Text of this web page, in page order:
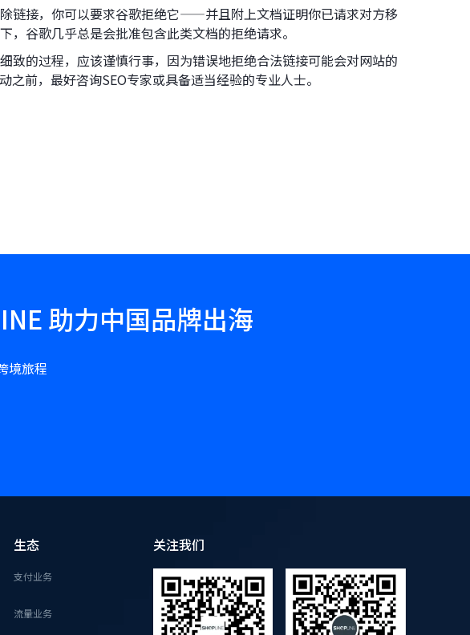
链接，你可以要求谷歌拒绝它——并且附上文档证明你已请求对方移
，谷歌几乎总是会批准包含此类文档的拒绝请求。
致的过程，应该谨慎行事，因为错误地拒绝合法链接可能会对网站的
之前，最好咨询SEO专家或具备适当经验的专业人士。
助力中国品牌出海
境旅程
生态
支付业务
流量业务
关注我们